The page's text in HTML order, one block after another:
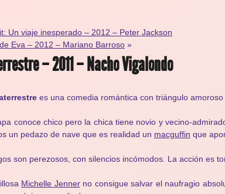
Un viaje inesperado – 2012 – Peter Jackson
Eva – 2012 – Mariano Barroso »
– 2011 – Nacho Vigalondo
es una comedia romántica con triángulo amoroso
conoce chico pero la chica tiene novio y vecino-
un pedazo de nave que es realidad un macguffin que
son perezosos, con silencios incómodos. La acción es
Michelle Jennerno consigue salvar el naufragio